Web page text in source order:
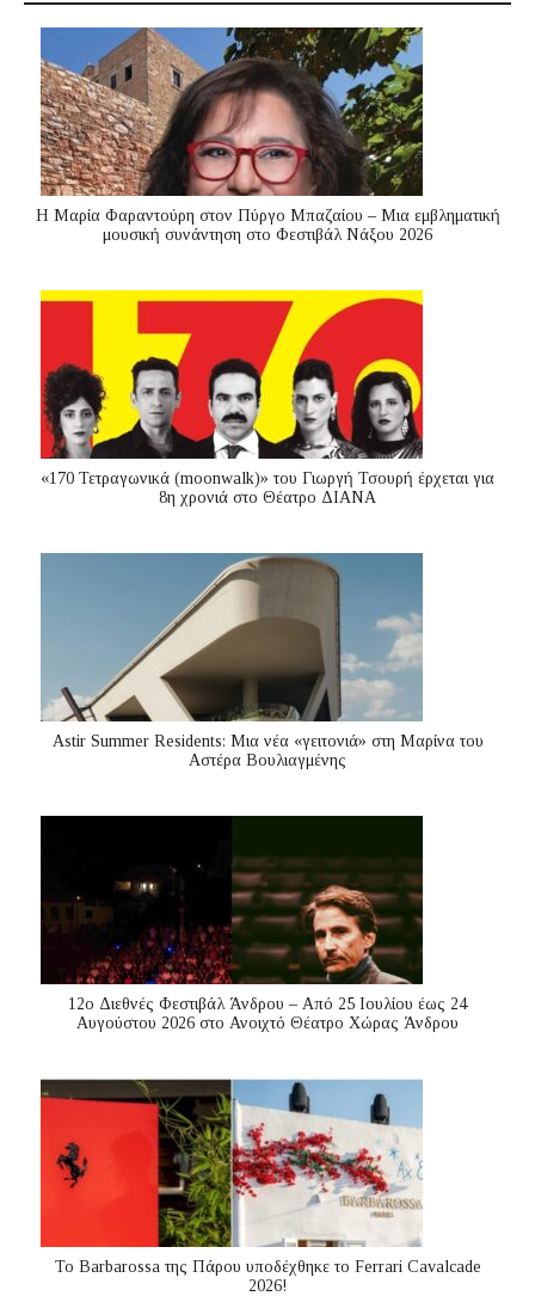
Η Μαρία Φαραντούρη στον Πύργο Μπαζαίου – Μια εμβληματική
μουσική συνάντηση στο Φεστιβάλ Νάξου 2026
«170 Τετραγωνικά (moonwalk)» του Γιωργή Τσουρή έρχεται για
8η χρονιά στο Θέατρο ΔΙΑΝΑ
Astir Summer Residents: Μια νέα «γειτονιά» στη Μαρίνα του
Αστέρα Βουλιαγμένης
12ο Διεθνές Φεστιβάλ Άνδρου – Από 25 Ιουλίου έως 24
Αυγούστου 2026 στο Ανοιχτό Θέατρο Χώρας Άνδρου
Το Barbarossa της Πάρου υποδέχθηκε το Ferrari Cavalcade
2026!